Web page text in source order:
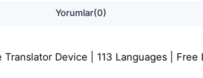
Yorumlar(0)
Translator Device | 113 Languages |